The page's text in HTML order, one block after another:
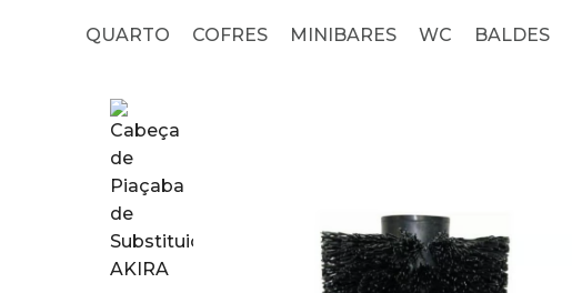
QUARTO COFRES MINIBARES WC BALDES